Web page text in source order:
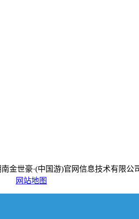
南金世豪·(中国游)官网信息技术有限公
网站地图